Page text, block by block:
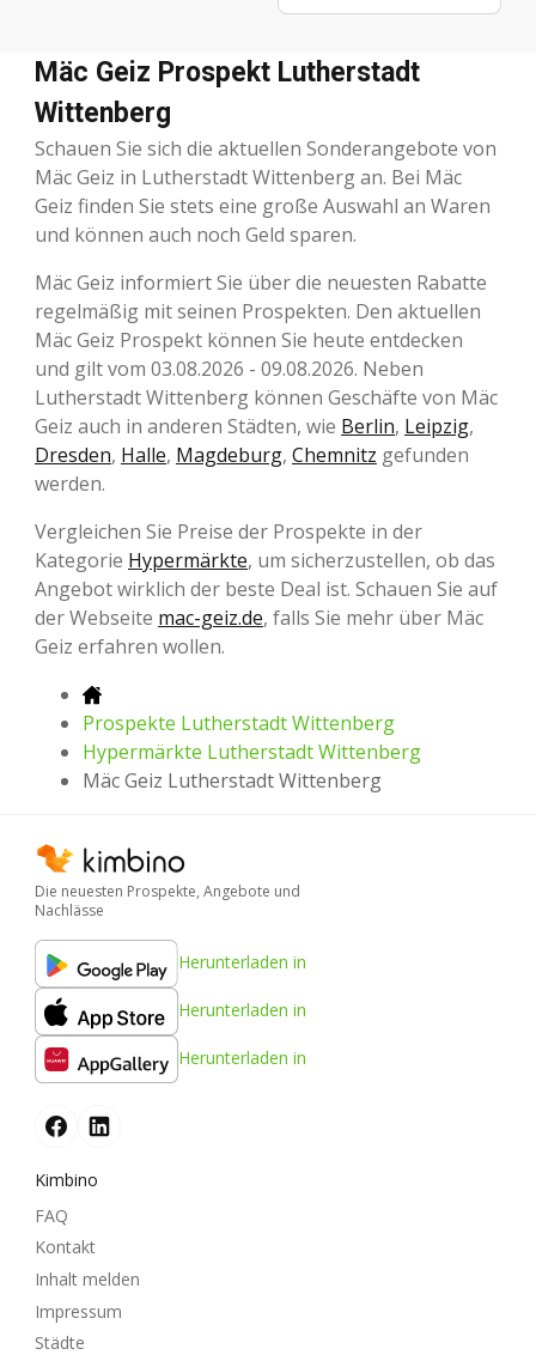
Mäc Geiz Prospekt Lutherstadt
Wittenberg
Schauen Sie sich die aktuellen Sonderangebote von
Mäc Geiz in Lutherstadt Wittenberg an. Bei Mäc
Geiz finden Sie stets eine große Auswahl an Waren
und können auch noch Geld sparen.
Mäc Geiz informiert Sie über die neuesten Rabatte
regelmäßig mit seinen Prospekten. Den aktuellen
Mäc Geiz Prospekt können Sie heute entdecken
und gilt vom 03.08.2026 - 09.08.2026. Neben
Lutherstadt Wittenberg können Geschäfte von Mäc
Geiz auch in anderen Städten, wie Berlin, Leipzig,
Dresden, Halle, Magdeburg, Chemnitz gefunden
werden.
Vergleichen Sie Preise der Prospekte in der
Kategorie Hypermärkte, um sicherzustellen, ob das
Angebot wirklich der beste Deal ist. Schauen Sie auf
der Webseite mac-geiz.de, falls Sie mehr über Mäc
Geiz erfahren wollen.
Prospekte Lutherstadt Wittenberg
Hypermärkte Lutherstadt Wittenberg
Mäc Geiz Lutherstadt Wittenberg
Die neuesten Prospekte, Angebote und
Nachlässe
Herunterladen in
Herunterladen in
Herunterladen in
Kimbino
FAQ
Kontakt
Inhalt melden
Impressum
Städte